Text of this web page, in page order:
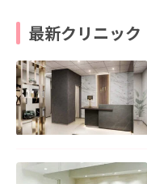
最新クリニック